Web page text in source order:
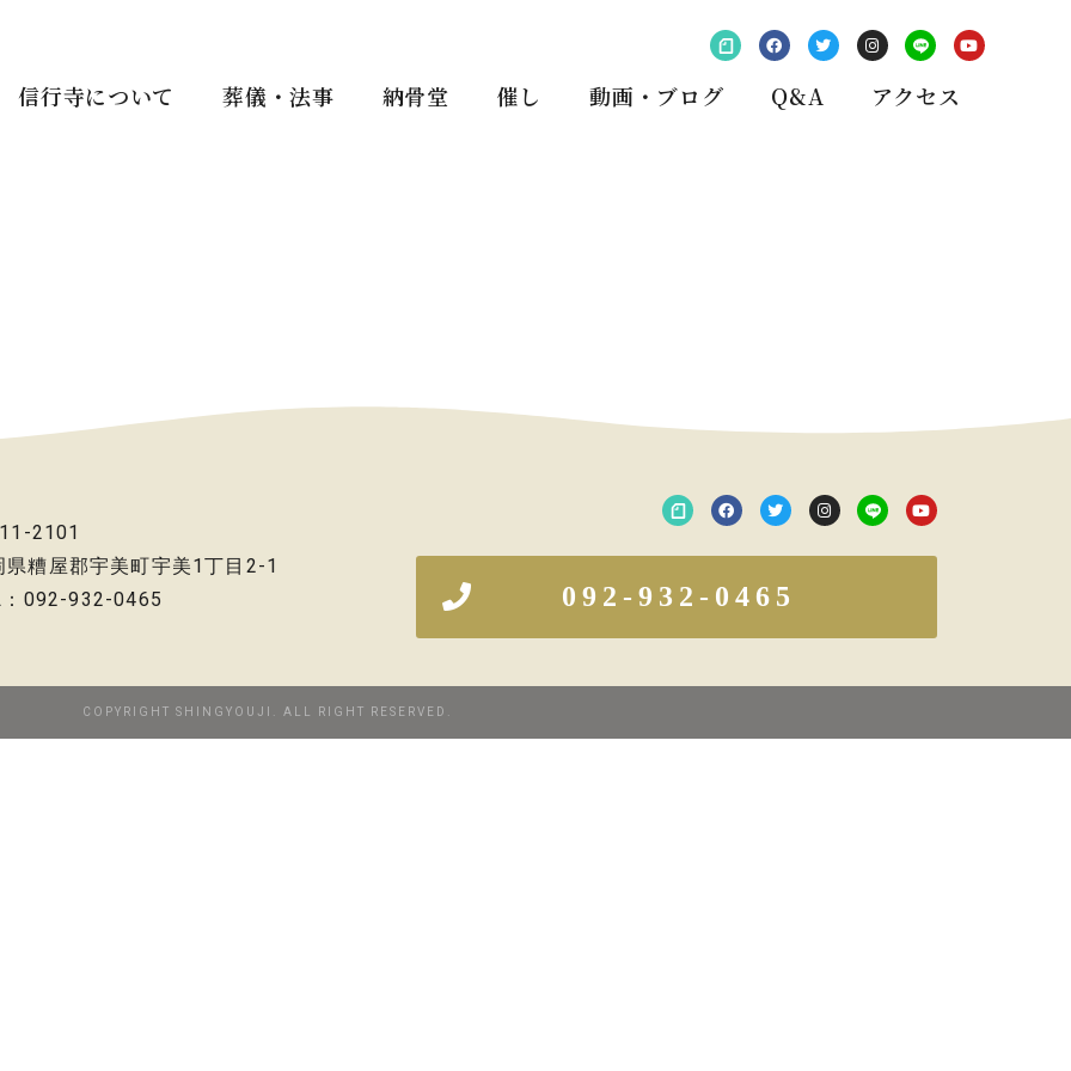
信行寺について 葬儀・法事 納骨堂 催し 動画・ブログ Q&A アクセス
2101
県糟屋郡宇美町宇美1丁目2-1
：092-932-0465
092-932-0465
COPYRIGHT SHINGYOUJI. ALL RIGHT RESERVED.